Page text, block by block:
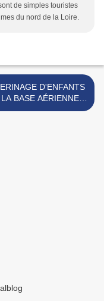
de simples touristes
du nord de la Loire.
D'ENFANTS
BASE AÉRIENNE,
DU LYCÉE